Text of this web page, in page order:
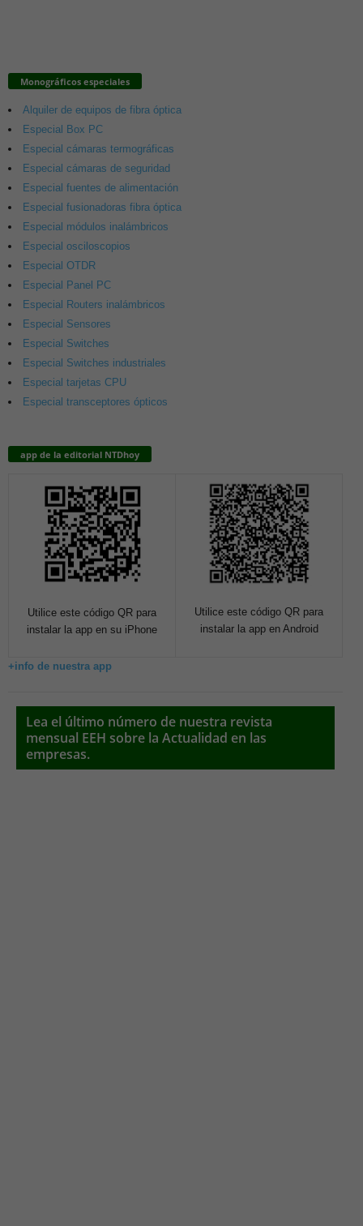
Monográficos especiales
Alquiler de equipos de fibra óptica
Especial Box PC
Especial cámaras termográficas
Especial cámaras de seguridad
Especial fuentes de alimentación
Especial fusionadoras fibra óptica
Especial módulos inalámbricos
Especial osciloscopios
Especial OTDR
Especial Panel PC
Especial Routers inalámbricos
Especial Sensores
Especial Switches
Especial Switches industriales
Especial tarjetas CPU
Especial transceptores ópticos
app de la editorial NTDhoy
Utilice este código QR para
instalar la app en su iPhone
Utilice este código QR para
instalar la app en Android
+info de nuestra app
Lea el último número de nuestra revista
mensual EEH sobre la Actualidad en las
empresas.